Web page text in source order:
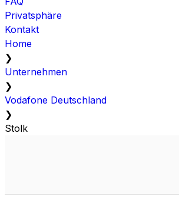
Privatsphäre
Kontakt
Home
❯
Unternehmen
❯
Vodafone Deutschland
❯
Stolk